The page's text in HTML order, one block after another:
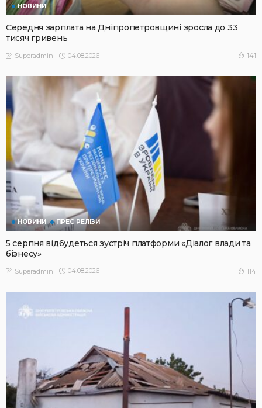
НОВИНИ
Середня зарплата на Дніпропетровщині зросла до 33
тисяч гривень
Superadmin 04.08.2026 141
НОВИНИ ПРЕС РЕЛІЗИ
5 серпня відбудеться зустріч платформи «Діалог влади та
бізнесу»
Superadmin 04.08.2026 114